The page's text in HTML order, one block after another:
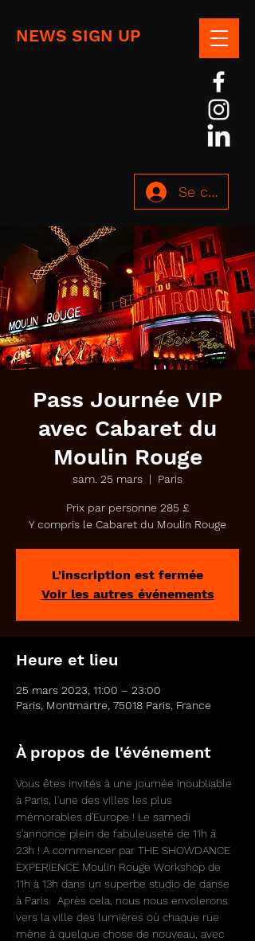
NEWS SIGN UP
Se
Pass Journée VIP
avec Cabaret du
Moulin Rouge
sam. 25 mars
  |
Paris
Prix par personne 285 £
Y compris le Cabaret du Moulin Rouge
L'inscription est fermée
Voir les autres événements
Heure et lieu
25 mars 2023, 11:00 – 23:00
Paris, Montmartre, 75018 Paris, France
À propos de l'événement
Vous êtes invités à une journée inoubliable
à Paris, l'une des villes les plus
mémorables d'Europe ! Le samedi
s'annonce plein de fabuleuseté de 11h à
23h ! A commencer par THE SHOWDANCE
EXPERIENCE Moulin Rouge Workshop de
11h à 13h dans un superbe studio de danse
à Paris.  Après cela, nous nous envolerons
vers la ville des lumières où chaque rue
mène à quelque chose de nouveau, avec